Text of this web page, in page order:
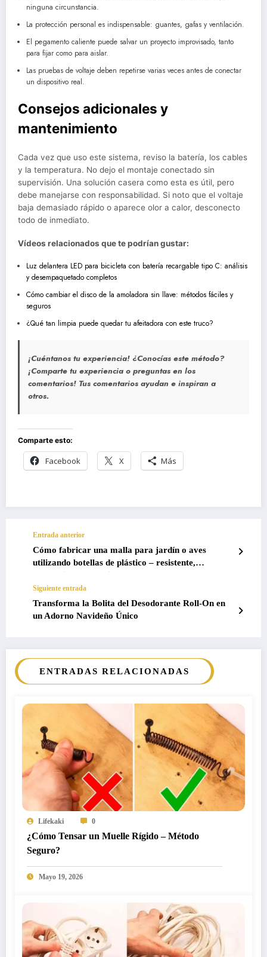
ninguna circunstancia.
La protección personal es indispensable: guantes, gafas y ventilación.
El pegamento caliente puede salvar un proyecto improvisado, tanto
para fijar como para aislar.
Las pruebas de voltaje deben repetirse varias veces antes de conectar
un dispositivo real.
Consejos adicionales y
mantenimiento
Cada vez que uso este sistema, reviso la batería, los cables
y la temperatura. No dejo el montaje conectado sin
supervisión. Una solución casera como esta es útil, pero
debe manejarse con responsabilidad. Si noto que el voltaje
baja demasiado rápido o aparece olor a calor, desconecto
todo de inmediato.
Vídeos relacionados que te podrían gustar:
Luz delantera LED para bicicleta con batería recargable tipo C: análisis
y desempaquetado completos
Cómo cambiar el disco de la amoladora sin llave: métodos fáciles y
seguros
¿Qué tan limpia puede quedar tu afeitadora con este truco?
¡Cuéntanos tu experiencia!¿Conocías este método?
¡Comparte tu experiencia o preguntas en los
comentarios! Tus comentarios ayudan e inspiran a
otros.
Comparte esto:
Facebook X Más
Entrada anterior
Cómo fabricar una malla para jardín o aves
utilizando botellas de plástico – resistente,
económica y sostenible
Siguiente entrada
Transforma la Bolita del Desodorante Roll-On en
un Adorno Navideño Único
ENTRADAS RELACIONADAS
Lifekaki 0
¿Cómo Tensar un Muelle Rígido – Método
Seguro?
Mayo 19, 2026